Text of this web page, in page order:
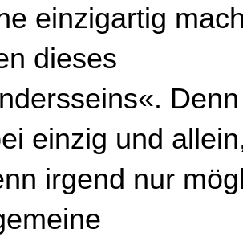
einzigartig
dieses
einzig und
irgend nur